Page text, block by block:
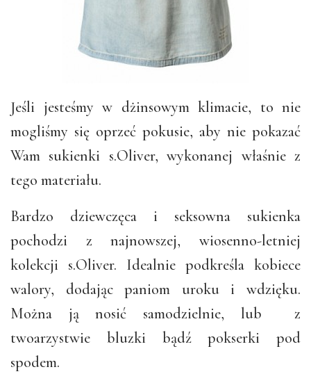
Jeśli jesteśmy w dżinsowym klimacie, to nie
mogliśmy się oprzeć pokusie, aby nie pokazać
Wam sukienki s.Oliver, wykonanej właśnie z
tego materiału.
Bardzo dziewczęca i seksowna sukienka
pochodzi z najnowszej, wiosenno-letniej
kolekcji s.Oliver. Idealnie podkreśla kobiece
walory, dodając paniom uroku i wdzięku.
Można ją nosić samodzielnie, lub z
twoarzystwie bluzki bądź pokserki pod
spodem.